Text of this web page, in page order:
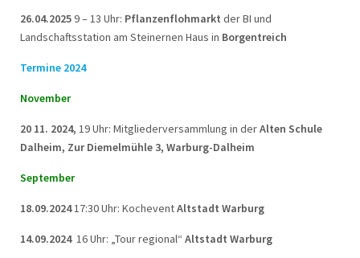
26.04.20259 – 13 Uhr: Pflanzenflohmarkt der BI und
Landschaftsstation am Steinernen Haus in Borgentreich
Termine 2024
November
20 11. 2024, 19 Uhr: Mitgliederversammlung in derAlten Schule
Dalheim, Zur Diemelmühle 3, Warburg-Dalheim
September
18.09.202417:30 Uhr: KocheventAltstadt Warburg
14.09.2024 16 Uhr: „Tour regional“ Altstadt Warburg